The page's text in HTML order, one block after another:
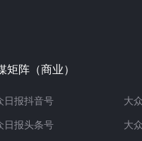
矩阵（商业）
日报抖音号
日报头条号
大
大